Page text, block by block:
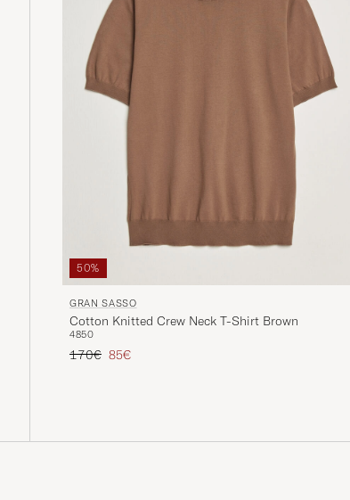
50%
GRAN SASSO
Cotton Knitted Crew Neck T-Shirt Brown
4850
Prix ordinaire
170€ Prix réduit
85€